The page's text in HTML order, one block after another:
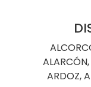
ALARCÓN,
ARDOZ,